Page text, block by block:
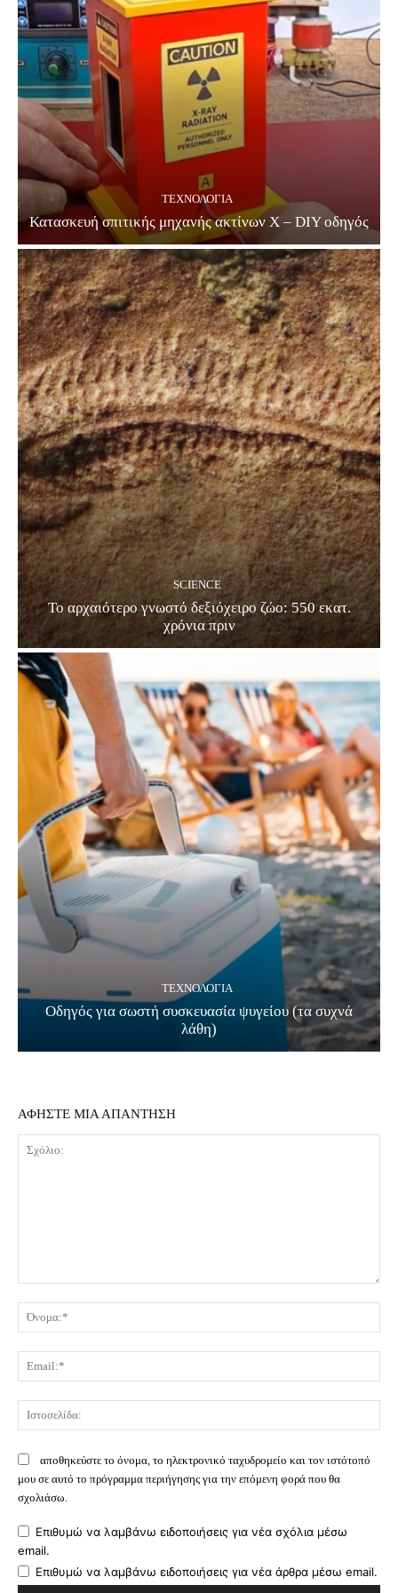
ΤΕΧΝΟΛΟΓΊΑ
Κατασκευή σπιτικής μηχανής ακτίνων Χ – DIY οδηγός
SCIENCE
Το αρχαιότερο γνωστό δεξιόχειρο ζώο: 550 εκατ.
χρόνια πριν
ΤΕΧΝΟΛΟΓΊΑ
Οδηγός για σωστή συσκευασία ψυγείου (τα συχνά
λάθη)
ΑΦΗΣΤΕ ΜΙΑ ΑΠΑΝΤΗΣΗ
αποθηκεύστε το όνομα, το ηλεκτρονικό ταχυδρομείο και τον ιστότοπό
μου σε αυτό το πρόγραμμα περιήγησης για την επόμενη φορά που θα
σχολιάσω.
Επιθυμώ να λαμβάνω ειδοποιήσεις για νέα σχόλια μέσω
email.
Επιθυμώ να λαμβάνω ειδοποιήσεις για νέα άρθρα μέσω email.